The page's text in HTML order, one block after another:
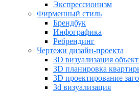
Экспрессионизм
Фирменный стиль
Брендбук
Инфографика
Ребрендинг
Чертежи дизайн-проекта
3D визуализация
3D планировка
3D проектирование
3d визуализация